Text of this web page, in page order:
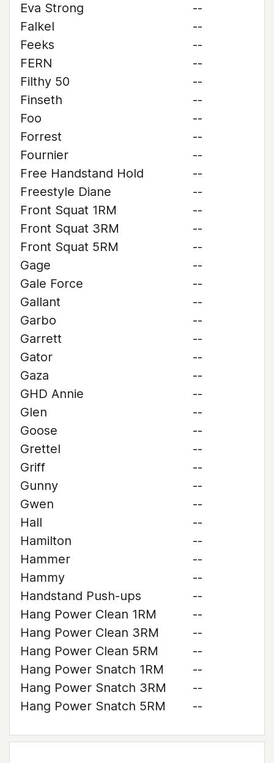
Eva Strong
--
Falkel
--
Feeks
--
FERN
--
Filthy 50
--
Finseth
--
Foo
--
Forrest
--
Fournier
--
Free Handstand Hold
--
Freestyle Diane
--
Front Squat 1RM
--
Front Squat 3RM
--
Front Squat 5RM
--
Gage
--
Gale Force
--
Gallant
--
Garbo
--
Garrett
--
Gator
--
Gaza
--
GHD Annie
--
Glen
--
Goose
--
Grettel
--
Griff
--
Gunny
--
Gwen
--
Hall
--
Hamilton
--
Hammer
--
Hammy
--
Handstand Push-ups
--
Hang Power Clean 1RM
--
Hang Power Clean 3RM
--
Hang Power Clean 5RM
--
Hang Power Snatch 1RM
--
Hang Power Snatch 3RM
--
Hang Power Snatch 5RM
--